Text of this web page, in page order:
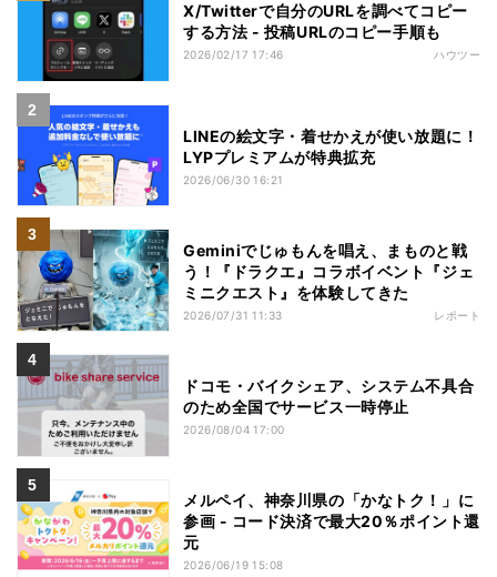
X/Twitterで自分のURLを調べてコピー
する方法 - 投稿URLのコピー手順も
2026/02/17 17:46 ハウツー
LINEの絵文字・着せかえが使い放題に！
LYPプレミアムが特典拡充
2026/06/30 16:21
Geminiでじゅもんを唱え、まものと戦
う！『ドラクエ』コラボイベント『ジェ
ミニクエスト』を体験してきた
2026/07/31 11:33 レポート
ドコモ・バイクシェア、システム不具合
のため全国でサービス一時停止
2026/08/04 17:00
メルペイ、神奈川県の「かなトク！」に
参画 - コード決済で最大20％ポイント還
元
2026/06/19 15:08